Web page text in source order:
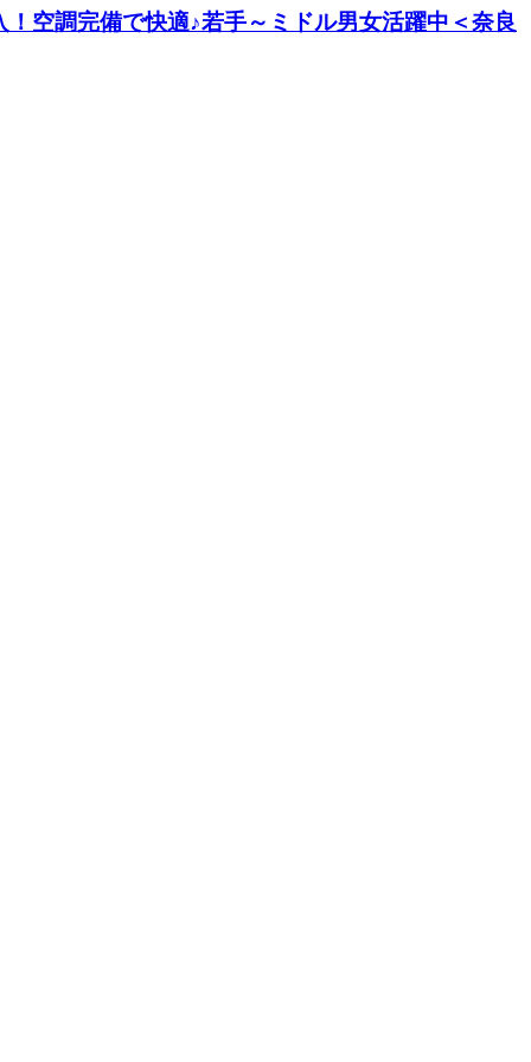
空調完備で快適♪若手～ミドル男女活躍中＜奈良